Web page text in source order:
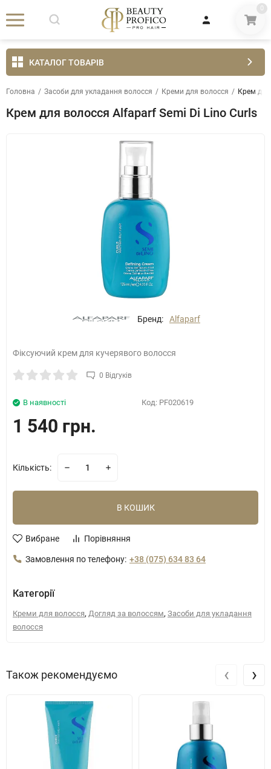
0
КАТАЛОГ ТОВАРІВ
Головна / Засоби для укладання волосся / Креми для волосся / Крем
Крем для волосся Alfaparf Semi Di Lino Curls
Бренд: Alfaparf
Фіксуючий крем для кучерявого волосся
0 Відгуків
Код: PF020619
В наявності
1 540 грн.
Кількість:
В КОШИК
Вибране Порівняння
Замовлення по телефону: +38 (075) 634 83 64
Категорії
Креми для волосся, Догляд за волоссям, Засоби для укладання
волосся
Також рекомендуємо ‹ ›